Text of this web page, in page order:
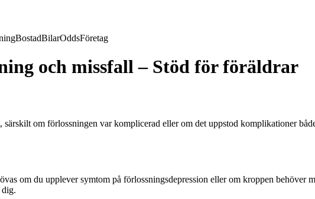
BostadBilarOddsFöretag
och missfall – Stöd för föräldrar
om förlossningen var komplicerad eller om det uppstod komplikationer
om du upplever symtom på förlossningsdepression eller om kroppen behöver
dig.